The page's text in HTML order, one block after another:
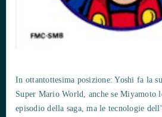
In ottantottesima posizione: Yoshi fa la
Super Mario World, anche se
episodio della saga, ma le tecnologie